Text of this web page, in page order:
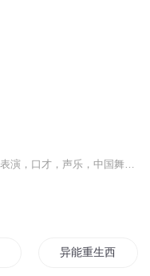
异能重生西门庆